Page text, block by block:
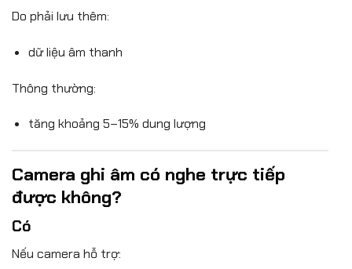
Do phải lưu thêm:
dữ liệu âm thanh
Thông thường:
tăng khoảng 5–15% dung lượng
Camera ghi âm có nghe trực tiếp
được không?
Có
Nếu camera hỗ trợ: